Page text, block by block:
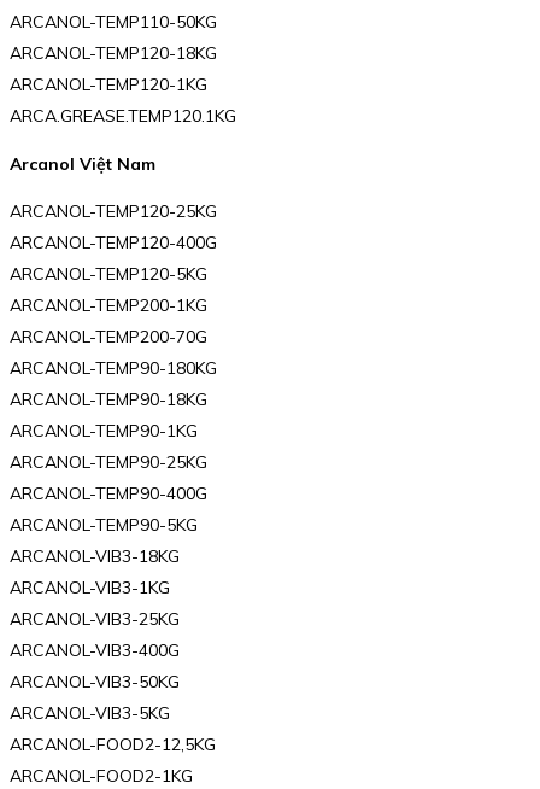
ARCANOL-TEMP110-50KG
ARCANOL-TEMP120-18KG
ARCANOL-TEMP120-1KG
ARCA.GREASE.TEMP120.1KG
Arcanol Việt Nam
ARCANOL-TEMP120-25KG
ARCANOL-TEMP120-400G
ARCANOL-TEMP120-5KG
ARCANOL-TEMP200-1KG
ARCANOL-TEMP200-70G
ARCANOL-TEMP90-180KG
ARCANOL-TEMP90-18KG
ARCANOL-TEMP90-1KG
ARCANOL-TEMP90-25KG
ARCANOL-TEMP90-400G
ARCANOL-TEMP90-5KG
ARCANOL-VIB3-18KG
ARCANOL-VIB3-1KG
ARCANOL-VIB3-25KG
ARCANOL-VIB3-400G
ARCANOL-VIB3-50KG
ARCANOL-VIB3-5KG
ARCANOL-FOOD2-12,5KG
ARCANOL-FOOD2-1KG